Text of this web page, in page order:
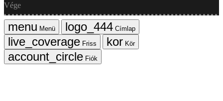
Vége
Menü
Címlap
Friss
Kör
Fiók